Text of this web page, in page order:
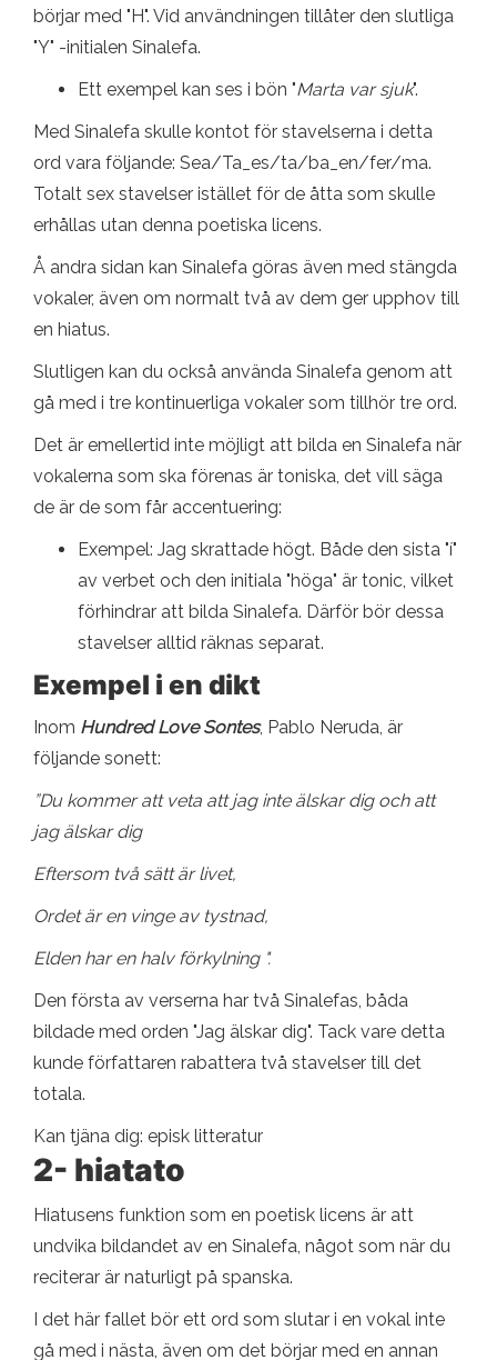
börjar med "H". Vid användningen tillåter den slutliga
"Y" -initialen Sinalefa.
Ett exempel kan ses i bön "Marta var sjuk".
Med Sinalefa skulle kontot för stavelserna i detta
ord vara följande: Sea/Ta_es/ta/ba_en/fer/ma.
Totalt sex stavelser istället för de åtta som skulle
erhållas utan denna poetiska licens.
Å andra sidan kan Sinalefa göras även med stängda
vokaler, även om normalt två av dem ger upphov till
en hiatus.
Slutligen kan du också använda Sinalefa genom att
gå med i tre kontinuerliga vokaler som tillhör tre ord.
Det är emellertid inte möjligt att bilda en Sinalefa när
vokalerna som ska förenas är toniska, det vill säga
de är de som får accentuering:
Exempel: Jag skrattade högt. Både den sista "í"
av verbet och den initiala "höga" är tonic, vilket
förhindrar att bilda Sinalefa. Därför bör dessa
stavelser alltid räknas separat.
Exempel i en dikt
Inom Hundred Love Sontes, Pablo Neruda, är
följande sonett:
”Du kommer att veta att jag inte älskar dig och att
jag älskar dig
Eftersom två sätt är livet,
Ordet är en vinge av tystnad,
Elden har en halv förkylning ".
Den första av verserna har två Sinalefas, båda
bildade med orden "Jag älskar dig". Tack vare detta
kunde författaren rabattera två stavelser till det
totala.
Kan tjäna dig: episk litteratur
2- hiatato
Hiatusens funktion som en poetisk licens är att
undvika bildandet av en Sinalefa, något som när du
reciterar är naturligt på spanska.
I det här fallet bör ett ord som slutar i en vokal inte
gå med i nästa, även om det börjar med en annan